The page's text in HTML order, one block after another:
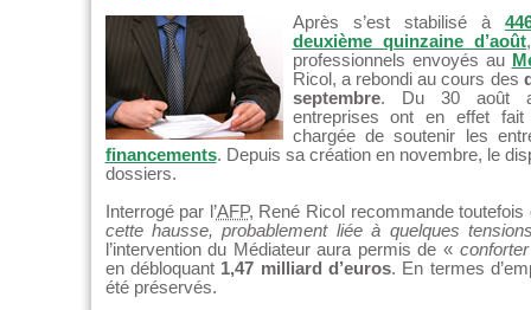
Après s’est stabilisé à
deuxième quinzaine d’août
professionnels envoyés au
Ricol, a rebondi au cours des
septembre. Du 30 août
entreprises ont en effet
chargée de soutenir les
financements. Depuis sa création en novembre, le
dossiers.
Interrogé par l’AFP, René Ricol recommande
cette hausse, probablement liée à quelques
l’intervention du Médiateur aura permis de « conforter
en débloquant 1,47 milliard d’euros. En termes
été préservés.